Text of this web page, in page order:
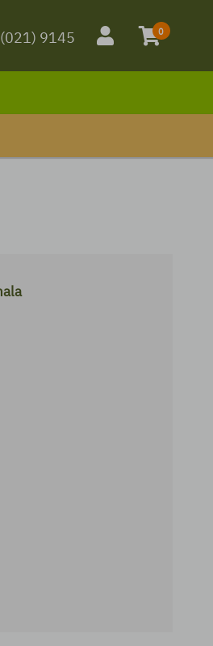
(021) 9145 0